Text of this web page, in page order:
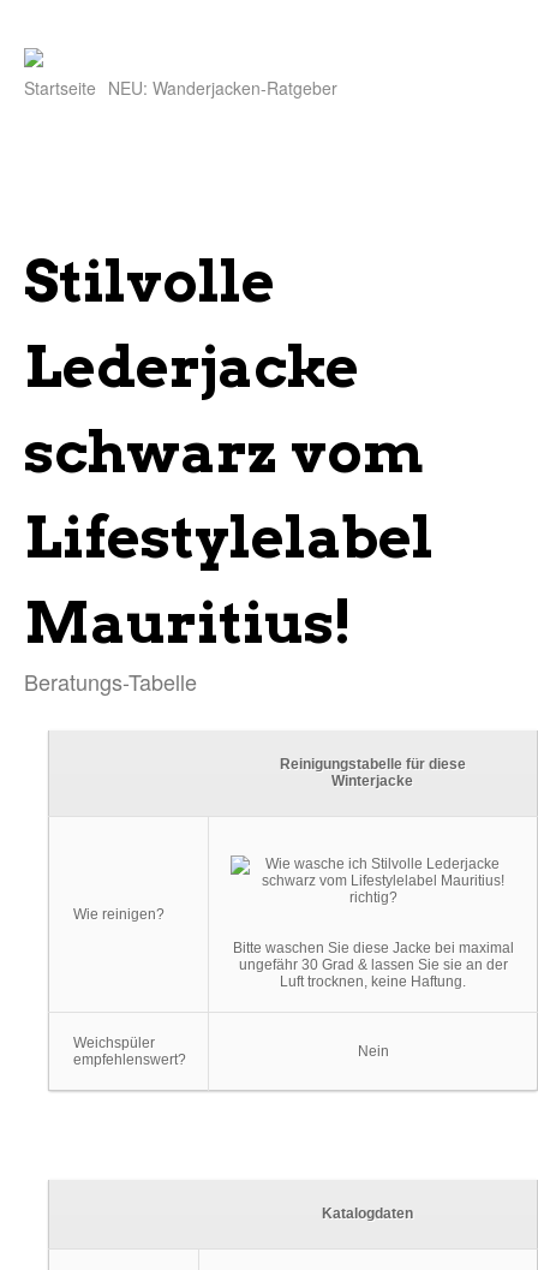
Startseite NEU: Wanderjacken-Ratgeber
Stilvolle
Lederjacke
schwarz vom
Lifestylelabel
Mauritius!
Beratungs-Tabelle
Reinigungstabelle für diese
Winterjacke
Wie reinigen?
Bitte waschen Sie diese Jacke bei maximal
ungefähr 30 Grad & lassen Sie sie an der
Luft trocknen, keine Haftung.
Weichspüler
empfehlenswert?
Nein
Katalogdaten